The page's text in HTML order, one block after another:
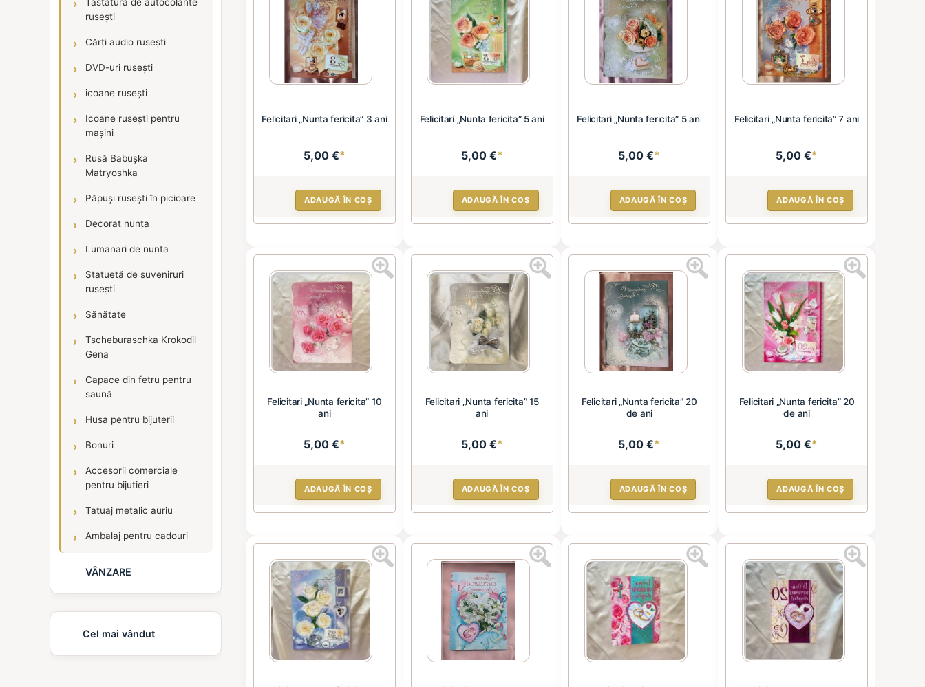
rusești
Cărți audio rusești
DVD-uri rusești
icoane rusești
Icoane rusești pentru
mașini
Rusă Babușka
Matryoshka
Păpuși rusești în picioare
Decorat nunta
Lumanari de nunta
Statuetă de suveniruri
rusești
Sănătate
Tscheburaschka Krokodil
Gena
Capace din fetru pentru
saună
Husa pentru bijuterii
Bonuri
Accesorii comerciale
pentru bijutieri
Tatuaj metalic auriu
Ambalaj pentru cadouri
VÂNZARE
Cel mai vândut
Felicitari „Nunta fericita” 3 ani
5,00 €*
ADAUGĂ ÎN COȘ
Felicitari „Nunta fericita” 5 ani
5,00 €*
ADAUGĂ ÎN COȘ
Felicitari „Nunta fericita” 5 ani
5,00 €*
ADAUGĂ ÎN COȘ
Felicitari „Nunta fericita” 7 ani
5,00 €*
ADAUGĂ ÎN COȘ
Felicitari „Nunta fericita” 10
ani
5,00 €*
ADAUGĂ ÎN COȘ
Felicitari „Nunta fericita” 15
ani
5,00 €*
ADAUGĂ ÎN COȘ
Felicitari „Nunta fericita” 20
de ani
5,00 €*
ADAUGĂ ÎN COȘ
Felicitari „Nunta fericita” 20
de ani
5,00 €*
ADAUGĂ ÎN COȘ